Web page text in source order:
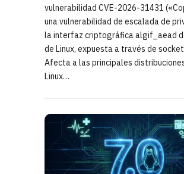
vulnerabilidad CVE-2026-31431
una vulnerabilidad de escalada de
la interfaz criptográfica algif_aead
de Linux, expuesta a través de
Afecta a las principales
Linux…